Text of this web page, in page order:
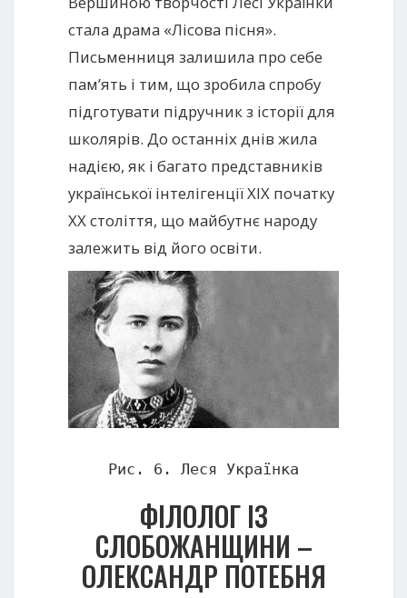
стала драма «Лісова пісня».
Письменниця залишила про себе
пам’ять і тим, що зробила спробу
підготувати підручник з історії для
школярів. До останніх днів жила
надією, як і багато представників
української інтелігенції XIX початку
XX століття, що майбутнє народу
залежить від його освіти.
Рис. 6. Леся Українка
ФІЛОЛОГ ІЗ
СЛОБОЖАНЩИНИ –
ОЛЕКСАНДР ПОТЕБНЯ